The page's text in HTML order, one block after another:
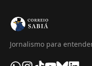
Jornalismo para